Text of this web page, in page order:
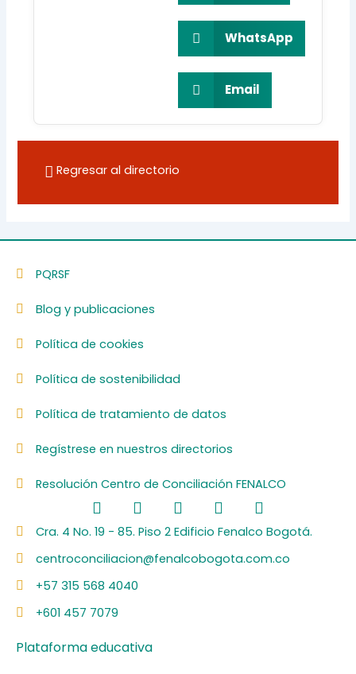
WhatsApp
Email
Regresar al directorio
PQRSF
Blog y publicaciones
Política de cookies
Política de sostenibilidad
Política de tratamiento de datos
Regístrese en nuestros directorios
Resolución Centro de Conciliación FENALCO
F
a
c
e
b
o
o
k
L
i
n
e
d
i
I
n
s
t
a
Y
o
u
u
S
p
o
i
Cra. 4 No. 19 - 85. Piso 2 Edificio Fenalco Bogotá.
centroconciliacion@fenalcobogota.com.co
+57 315 568 4040
+601 457 7079
Plataforma educativa